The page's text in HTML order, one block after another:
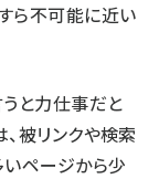
ら不可能に近い
と力仕事だと
被リンクや検索
ページから少